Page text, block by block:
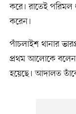
করে। রাতেই পরিমল
করেন।
পাঁচলাইশ থানার
প্রথম আলোকে বলেন,
হয়েছে। আদালত